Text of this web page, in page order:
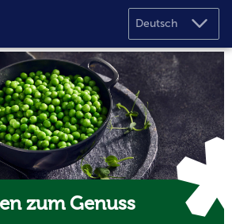
Deutsch
zum Genuss